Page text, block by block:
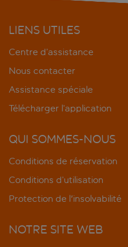
LIENS UTILES
Centre d’assistance
Nous contacter
Assistance spéciale
Télécharger l’application
QUI SOMMES-NOUS
Conditions de réservation
Conditions d’utilisation
Protection de l'insolvabilité
NOTRE SITE WEB